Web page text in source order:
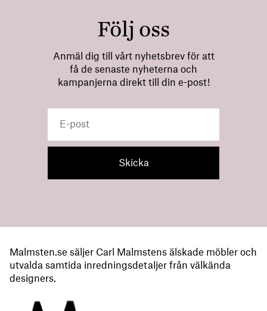
Följ oss
Anmäl dig till vårt nyhetsbrev för att
få de senaste nyheterna och
kampanjerna direkt till din e-post!
Malmsten.se säljer Carl Malmstens älskade möbler och
utvalda samtida inredningsdetaljer från välkända
designers.